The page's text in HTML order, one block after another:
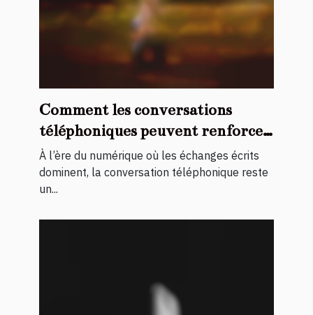
Comment les conversations
téléphoniques peuvent renforcer
les liens intimes ?
À l’ère du numérique où les échanges écrits
dominent, la conversation téléphonique reste
un...